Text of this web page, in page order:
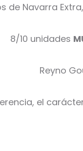
de Navarra Extra,
8/10 unidades
Reyno
el